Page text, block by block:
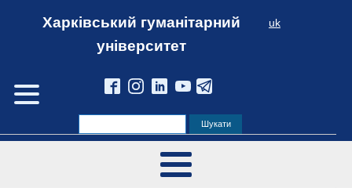
Харківський гуманітарний
університет
uk